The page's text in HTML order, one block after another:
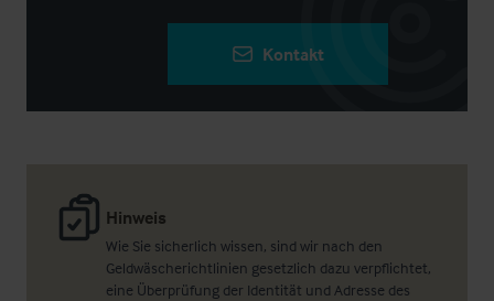
Hinweis
Wie Sie sicherlich wissen, sind wir nach den
Geldwäscherichtlinien gesetzlich dazu verpflichtet,
eine Überprüfung der Identität und Adresse des
Kontakt